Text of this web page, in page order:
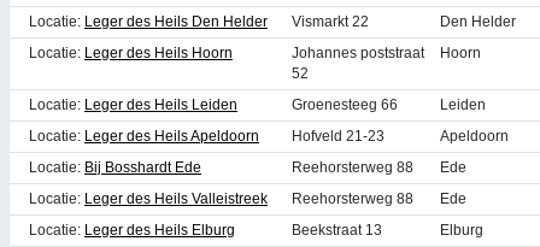
Locatie: Leger des Heils Den Helder Vismarkt 22
Den Helder
Locatie: Leger des Heils Hoorn
Johannes poststraat
52
Hoorn
Locatie: Leger des Heils Leiden Groenesteeg 66
Leiden
Locatie: Leger des Heils Apeldoorn Hofveld 21-23
Apeldoorn
Locatie: Bij Bosshardt Ede Reehorsterweg 88
Ede
Locatie: Leger des Heils Valleistreek Reehorsterweg 88
Ede
Locatie: Leger des Heils Elburg Beekstraat 13
Elburg